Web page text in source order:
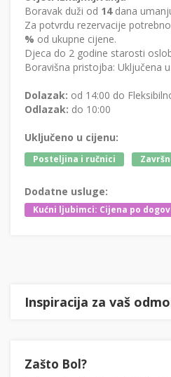
Boravak duži od 14dana
Za potvrdu rezervacije
% od ukupne cijene.
Djeca do 2 godine starosti
Boravišna pristojba: Uključena
Dolazak: od 14:00 do
Odlazak: do 10:00
Uključeno u cijenu:
Posteljina i ručnici
Dodatne usluge:
Kućni ljubimci: Cijena po
Inspiracija za vaš
Zašto Bol?